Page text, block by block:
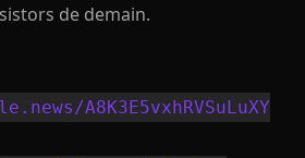
de demain.
A8K3E5vxhRVSuLuXY